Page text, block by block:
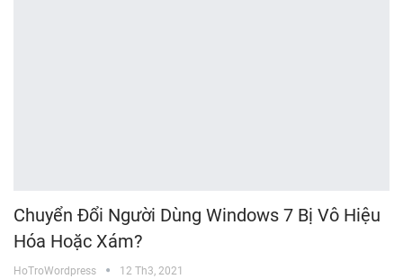
Chuyển Đổi Người Dùng Windows 7 Bị Vô Hiệu
Hóa Hoặc Xám?
HoTroWordpress 12 Th3, 2021